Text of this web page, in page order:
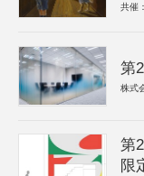
共催
第
株式
第
限